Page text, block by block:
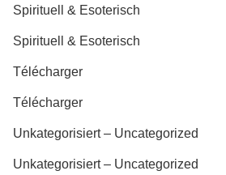
Spirituell & Esoterisch
Spirituell & Esoterisch
Télécharger
Télécharger
Unkategorisiert – Uncategorized
Unkategorisiert – Uncategorized